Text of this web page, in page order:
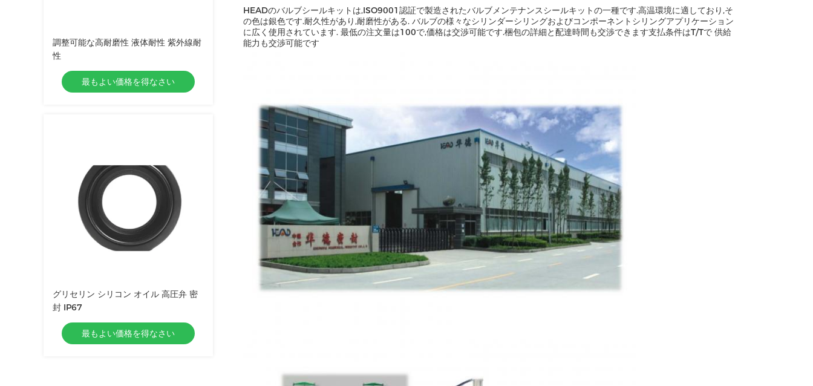
調整可能な高耐磨性 液体耐性 紫外線耐
性
最もよい価格を得なさい
グリセリン シリコン オイル 高圧弁 密
封 IP67
最もよい価格を得なさい
HEADのバルブシールキットは,ISO9001認証で製造されたバルブメンテナンスシールキットの一種です.高温環境に適しており,そ
の色は銀色です.耐久性があり,耐磨性がある. バルブの様々なシリンダーシリングおよびコンポーネントシリングアプリケーション
に広く使用されています. 最低の注文量は100で,価格は交渉可能です.梱包の詳細と配達時間も交渉できます支払条件はT/Tで 供給
能力も交渉可能です